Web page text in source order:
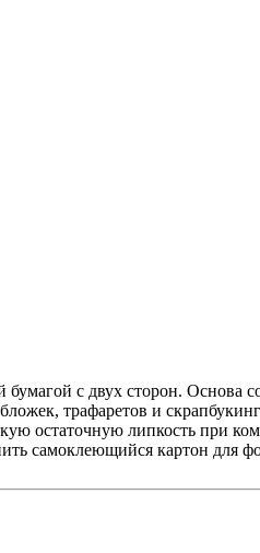
с двух сторон. Основа
трафаретов и
остаточную липкость при
самоклеющийся картон для